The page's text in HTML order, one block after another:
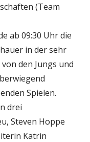
(Team
ab 09:30 Uhr die
in der sehr
den Jungs und
Spielen.
drei
Steven Hoppe
Katrin